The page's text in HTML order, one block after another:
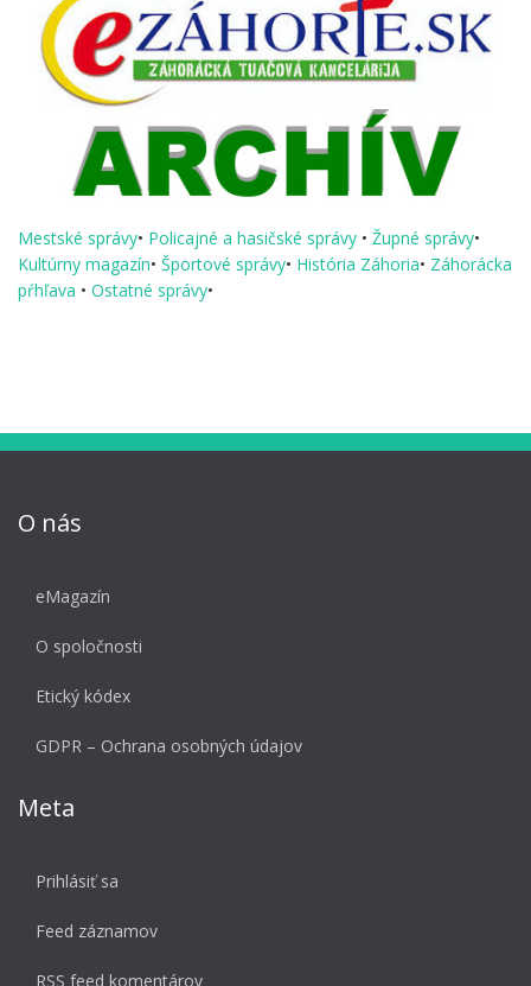
Mestské správy• Policajné a hasičské správy • Župné správy•
Kultúrny magazín• Športové správy• História Záhoria• Záhorácka
pŕhľava • Ostatné správy•
O nás
eMagazín
O spoločnosti
Etický kódex
GDPR – Ochrana osobných údajov
Meta
Prihlásiť sa
Feed záznamov
RSS feed komentárov